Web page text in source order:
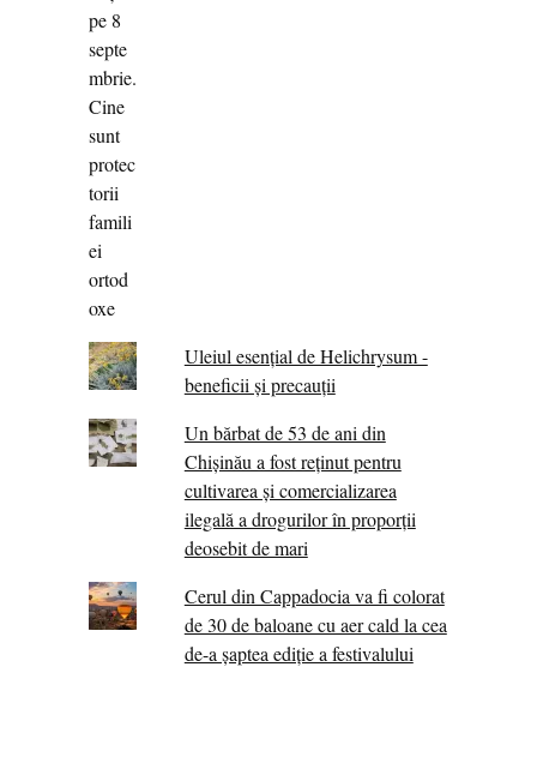
Uleiul esențial de Helichrysum -
beneficii și precauții
Un bărbat de 53 de ani din
Chișinău a fost reținut pentru
cultivarea și comercializarea
ilegală a drogurilor în proporții
deosebit de mari
Cerul din Cappadocia va fi colorat
de 30 de baloane cu aer cald la cea
de-a șaptea ediție a festivalului